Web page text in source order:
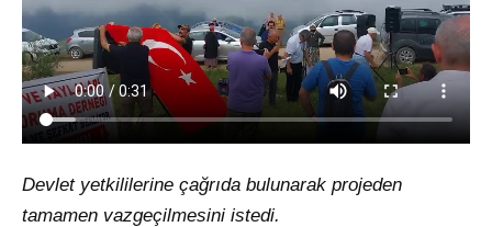
Devlet yetkililerine çağrıda bulunarak projeden
tamamen vazgeçilmesini istedi.